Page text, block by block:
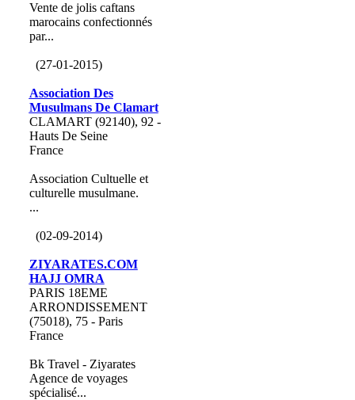
Vente de jolis caftans
marocains confectionnés
par...
(27-01-2015)
Association Des
Musulmans De Clamart
CLAMART (92140), 92 -
Hauts De Seine
France
Association Cultuelle et
culturelle musulmane.
...
(02-09-2014)
ZIYARATES.COM
HAJJ OMRA
PARIS 18EME
ARRONDISSEMENT
(75018), 75 - Paris
France
Bk Travel - Ziyarates
Agence de voyages
spécialisé...